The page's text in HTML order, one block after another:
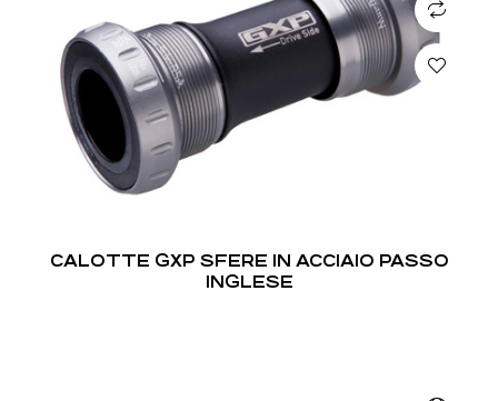
CALOTTE GXP SFERE IN ACCIAIO PASSO
INGLESE